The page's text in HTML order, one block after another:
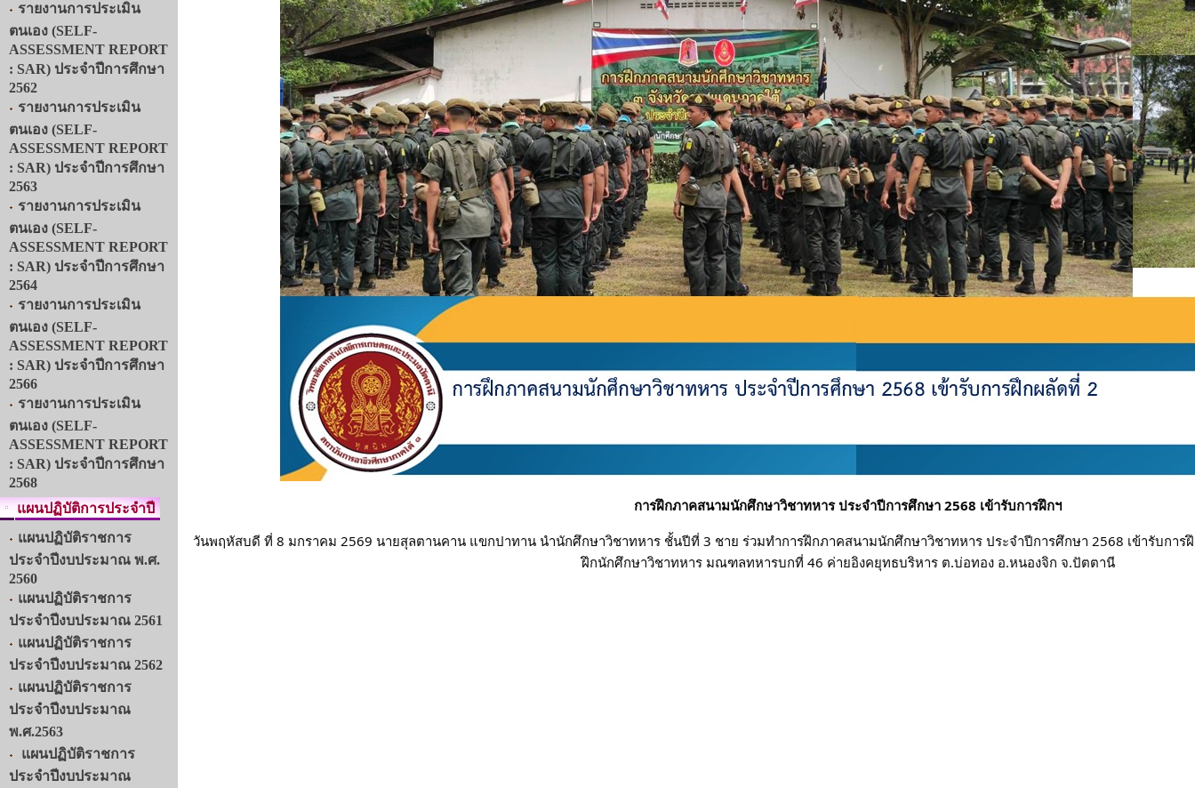
รายงานการประเมิน
ตนเอง (SELF-
ASSESSMENT REPORT
: SAR) ประจำปีการศึกษา
2562
รายงานการประเมิน
ตนเอง (SELF-
ASSESSMENT REPORT
: SAR) ประจำปีการศึกษา
2563
รายงานการประเมิน
ตนเอง (SELF-
ASSESSMENT REPORT
: SAR) ประจำปีการศึกษา
2564
รายงานการประเมิน
ตนเอง (SELF-
ASSESSMENT REPORT
: SAR) ประจำปีการศึกษา
2566
รายงานการประเมิน
ตนเอง (SELF-
ASSESSMENT REPORT
: SAR) ประจำปีการศึกษา
2568
แผนปฏิบัติการประจำปี
แผนปฏิบัติราชการ
ประจำปีงบประมาณ พ.ศ.
2560
แผนปฏิบัติราชการ
ประจำปีงบประมาณ 2561
แผนปฏิบัติราชการ
ประจำปีงบประมาณ 2562
แผนปฏิบัติราชการ
ประจำปีงบประมาณ
พ.ศ.2563
แผนปฏิบัติราชการ
ประจำปีงบประมาณ
การฝึกภาคสนามนักศึกษาวิชาทหาร ประจำปีการศึกษา 2568 เข้ารับการฝึกฯ
วันพฤหัสบดี ที่ 8 มกราคม 2569 นายสุลตานคาน แขกปาทาน นำนักศึกษาวิชาทหาร ชั้นปีที่ 3 ชาย ร่วมทำการฝึกภาคสนามนักศึกษาวิชาทหาร ประจำปีการศึกษา 2568 เข้ารับกา
ฝึกนักศึกษาวิชาทหาร มณฑลทหารบกที่ 46 ค่ายอิงคยุทธบริหาร ต.บ่อทอง อ.หนองจิก จ.ปัตตานี